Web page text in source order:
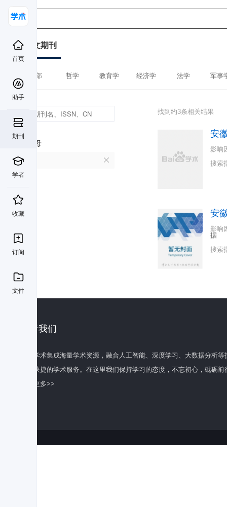
首页
助手
期刊
学者
收藏
订阅
文件
中文期刊
全部 哲学 教育学 经济学 法学 军事
首字母
A
找到约3条相关结果
安
影响
搜索
安
影响
据
搜索
关于我们
百度学术集成海量学术资源，融合人工智能、深度学习、大数据分析
全面快捷的学术服务。在这里我们保持学习的态度，不忘初心，砥砺前
了解更多>>